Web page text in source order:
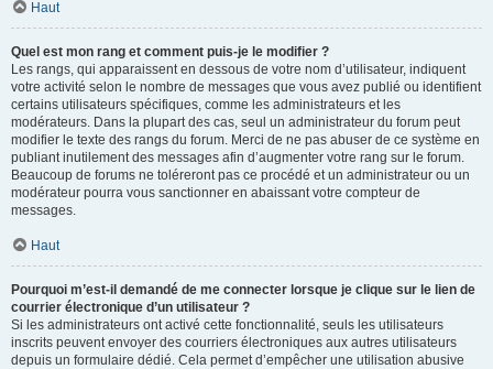
Haut
Quel est mon rang et comment puis-je le modifier ?
Les rangs, qui apparaissent en dessous de votre nom d’utilisateur, indiquent
votre activité selon le nombre de messages que vous avez publié ou identifient
certains utilisateurs spécifiques, comme les administrateurs et les
modérateurs. Dans la plupart des cas, seul un administrateur du forum peut
modifier le texte des rangs du forum. Merci de ne pas abuser de ce système en
publiant inutilement des messages afin d’augmenter votre rang sur le forum.
Beaucoup de forums ne toléreront pas ce procédé et un administrateur ou un
modérateur pourra vous sanctionner en abaissant votre compteur de
messages.
Haut
Pourquoi m’est-il demandé de me connecter lorsque je clique sur le lien de
courrier électronique d’un utilisateur ?
Si les administrateurs ont activé cette fonctionnalité, seuls les utilisateurs
inscrits peuvent envoyer des courriers électroniques aux autres utilisateurs
depuis un formulaire dédié. Cela permet d’empêcher une utilisation abusive